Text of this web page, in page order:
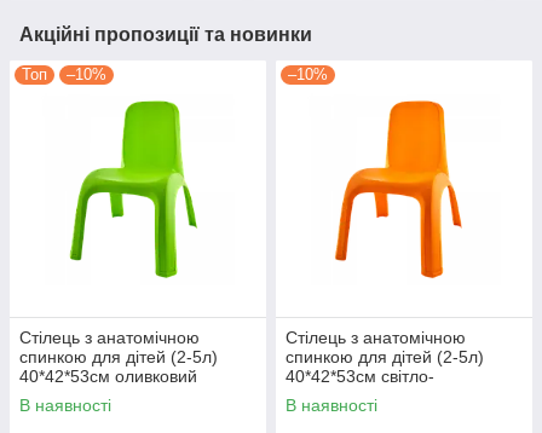
Акційні пропозиції та новинки
Топ –10%
Стілець з анатомічною
спинкою для дітей (2-5л)
40*42*53см оливковий
В наявності
–10%
Стілець з анатомічною
спинкою для дітей (2-5л)
40*42*53см світло-
помаранчевий
В наявності